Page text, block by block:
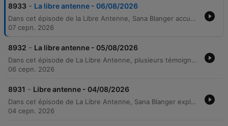
8933 - La libre antenne - 06/08/2026
Dans cet épisode de la Libre Antenne, Sana Blanger accueille des témoignages poignants sur la résilience et la libération de la parole. Julie Clément partage son parcours marqué par le deuil et les épreuves physiques, expliquant comment elle a transformé ses souffrances en une mission d'accompagnement pour les femmes. L'émission donne ensuite la parole à Laetitia, qui brise le silence sur un traumatisme subi durant l'adolescence, ainsi qu'à Valérie, qui dévoile les secrets de son mariage et le poids des responsabilités familiales. L'épisode se conclut sur une note d'ouverture sociale avec le témoignage d'Hervé.
07 серп. 2026
8932 - La libre antenne - 05/08/2026
Dans cet épisode de La Libre Antenne, plusieurs témoignages poignants explorent la résilience face à l'épreuve. Sophie partage son combat contre un cancer métastatique et sa quête de sens, tandis que Mathilde présente My Mémoire, une start-up dédiée à la préservation numérique de nos héritages immatériels. L'émission aborde également les complexités des liens familiaux à travers les parcours de Baptiste, confronté aux secrets de son passé, et de Lison, dont l'adoption depuis Haïti est une bénédiction. Enfin, Cathy livre un récit déchirant sur la rupture brutale du lien avec son fils, illustrant la violence des conflits générationnels.
06 серп. 2026
8931 - Libre antenne - 04/08/2026
Dans cet épisode de La Libre Antenne, Sana Blanger explore les complexités des relations humaines à travers divers témoignages. L'émission débute par une discussion sur les dérives des sites de rencontres, notamment le ghosting et les faux profils, avant de présenter Baxware, une nouvelle plateforme utilisant l'intelligence artificielle pour renforcer la sécurité et la vérification des utilisateurs. La suite du programme aborde des récits de vie poignants, allant de l'impact de l'endométriose sur la vie intime et l'image de soi, au combat courageux d'une femme contre l'alcoolisme. Enfin, l'émission se conclut sur le récit tragique d'Alain, qui partage ses épreuves familiales et son désir profond de retrouver l'amour malgré les deuils et les conflits.
04 серп. 2026